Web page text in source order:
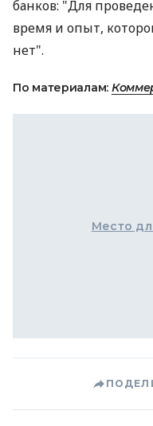
банков: "Для
время и опыт,
нет".
По материалам:
Место